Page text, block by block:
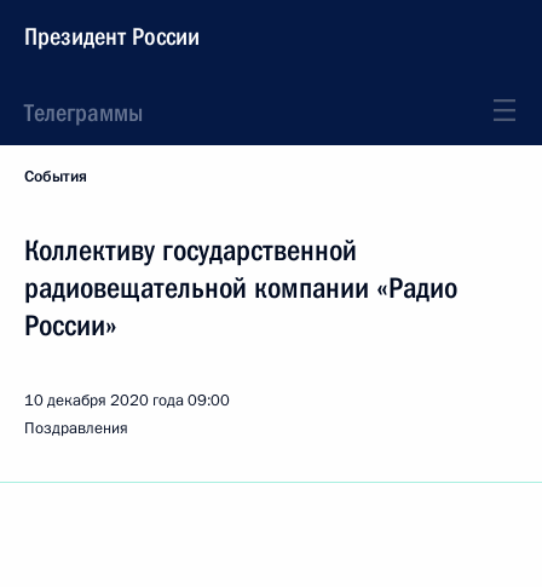
Президент России
Телеграммы
События
Коллективу государственной
радиовещательной компании «Радио
России»
10 декабря 2020 года09:00
Поздравления